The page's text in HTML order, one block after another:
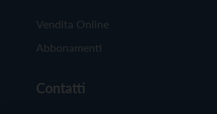
Vendita Online
Abbonamenti
Contatti